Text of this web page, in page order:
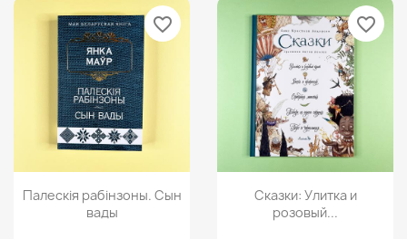
Просмотр
Палескія рабінзоны. Сын
вады
favorite_border
Просмотр
Сказки: Улитка и
розовый...
favorite_border